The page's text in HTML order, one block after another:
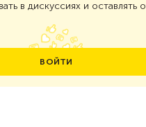
в дискуссиях и оставлять
ВОЙТИ